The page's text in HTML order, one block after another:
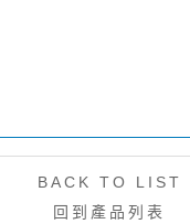
BACK TO LIST
回到產品列表